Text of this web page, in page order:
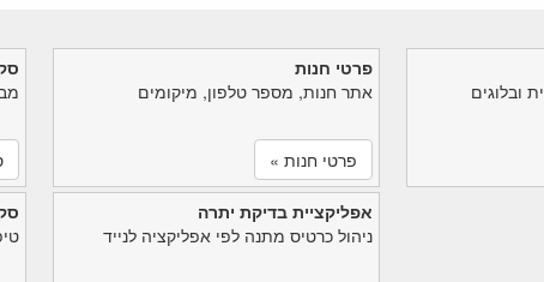
פרטי חנות
אתר חנות, מספר טלפון, מיקומים
פרטי חנות »
ובלוגים
אפליקציית בדיקת יתרה
ניהול כרטיס מתנה לפי אפליקציה לנייד